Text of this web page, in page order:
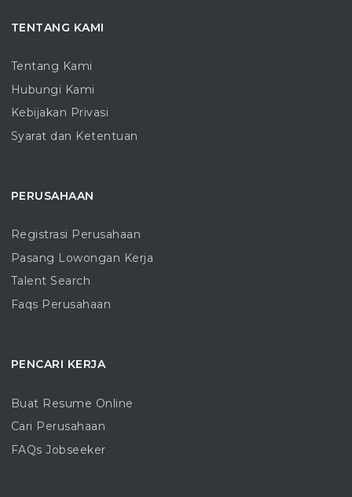
TENTANG KAMI
Tentang Kami
Hubungi Kami
Kebijakan Privasi
Syarat dan Ketentuan
PERUSAHAAN
Registrasi Perusahaan
Pasang Lowongan Kerja
Talent Search
Faqs Perusahaan
PENCARI KERJA
Buat Resume Online
Cari Perusahaan
FAQs Jobseeker